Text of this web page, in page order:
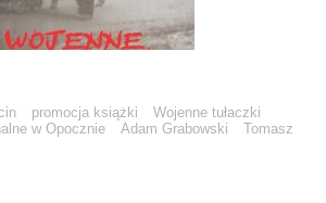
promocja książki
Wojenne tułaczki
w Opocznie
Adam Grabowski
Tomasz